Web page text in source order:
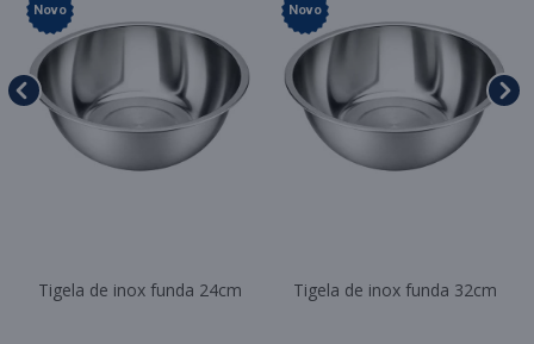
Novo
Tigela de inox funda 24cm
Novo
Tigela de inox funda 32cm